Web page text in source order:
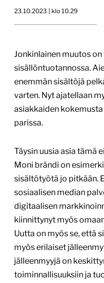
23.10.2023 | klo 10.29
Jonkinlainen muutos
sisällöntuotannossa.
enemmän sisältöjä
varten. Nyt ajatellaan
asiakkaiden
parissa.
Täysin uusia asia tämä
Moni brändi on
sisältötyötä jo pitkään.
sosiaalisen median
digitaalisen
kiinnittynyt myös
Uutta on myös se, että
myös erilaiset
jälleenmyyjä on
toiminnallisuuksiin ja